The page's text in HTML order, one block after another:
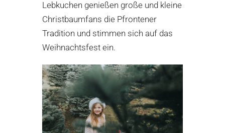
Lebkuchen genießen große und kleine
Christbaumfans die Pfrontener
Tradition und stimmen sich auf das
Weihnachtsfest ein.